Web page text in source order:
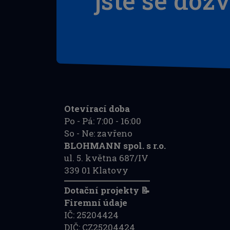
Otevírací doba
Po - Pá: 7:00 - 16:00
So - Ne: zavřeno
BLOHMANN spol. s r.o.
ul. 5. května 687/IV
339 01 Klatovy
Dotační projekty 📝
Firemní údaje
IČ: 25204424
DIČ: CZ25204424